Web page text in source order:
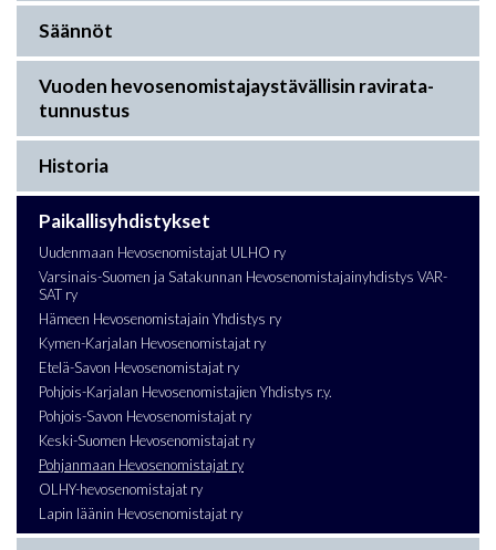
Säännöt
Vuoden hevosenomistajaystävällisin ravirata-
tunnustus
Historia
Paikallisyhdistykset
Uudenmaan Hevosenomistajat ULHO ry
Varsinais-Suomen ja Satakunnan Hevosenomistajainyhdistys VAR-
SAT ry
Hämeen Hevosenomistajain Yhdistys ry
Kymen-Karjalan Hevosenomistajat ry
Etelä-Savon Hevosenomistajat ry
Pohjois-Karjalan Hevosenomistajien Yhdistys r.y.
Pohjois-Savon Hevosenomistajat ry
Keski-Suomen Hevosenomistajat ry
Pohjanmaan Hevosenomistajat ry
OLHY-hevosenomistajat ry
Lapin läänin Hevosenomistajat ry